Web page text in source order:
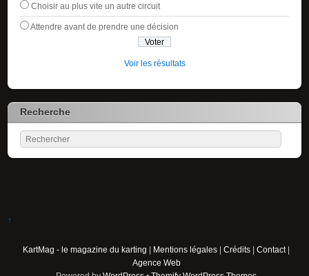
Choisir au plus vite un autre circuit
Attendre avant de prendre une décision
Voir les résultats
Recherche
↑
KartMag - le magazine du karting Mentions légales Crédits Contact|
Agence Web